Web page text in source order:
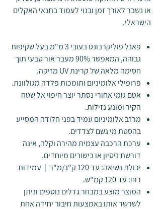
או נשבר לאורך זמן ובנוי לעמוד בתנאי האקלים
הישראלי.
פאנל פוליקרבונט בעובי 3 מ"מ בעל שקיפות
גבוהה, המאפשר 90% מעבר אור טבעי תוך
חסימה מלאה של קרינת UV מזיקה.
פרופילי אלומיניום ותומכות פלדה מגולוונת.
אטם גומי אחורי נסתר יוצר חיפוי אל שטח
הקיר ומונע נזילות.
מרזב אלומיניום עמיד בפני חלודה המסייע
בהסטת מי גשם לצדדים.
ערכת הרכבה עצמית מהירה וקלה, אינה
דורשת ניסיון או כישורים מיוחדים.
יכולת נשיאה: עד 120 ק"ג/מ"ר | עמידות
רוח: עד 120 קמ"ש.
המוצר מוצע במבחר גדלים נוספים וניתן
לשרשר אותו באמצעות חיבור יחידה אחת